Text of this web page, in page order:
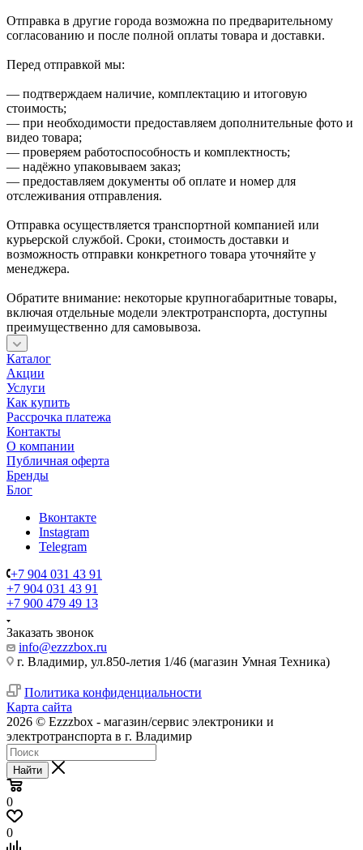
Отправка в другие города возможна по предварительному
согласованию и после полной оплаты товара и доставки.
Перед отправкой мы:
— подтверждаем наличие, комплектацию и итоговую
стоимость;
— при необходимости предоставляем дополнительные фото и
видео товара;
— проверяем работоспособность и комплектность;
— надёжно упаковываем заказ;
— предоставляем документы об оплате и номер для
отслеживания отправления.
Отправка осуществляется транспортной компанией или
курьерской службой. Сроки, стоимость доставки и
возможность отправки конкретного товара уточняйте у
менеджера.
Обратите внимание: некоторые крупногабаритные товары,
включая отдельные модели электротранспорта, доступны
преимущественно для самовывоза.
Каталог
Акции
Услуги
Как купить
Рассрочка платежа
Контакты
О компании
Публичная оферта
Бренды
Блог
Вконтакте
Instagram
Telegram
+7 904 031 43 91
+7 904 031 43 91
+7 900 479 49 13
Заказать звонок
info@ezzzbox.ru
г. Владимир, ул.850-летия 1/46 (магазин Умная Техника)
Политика конфиденциальности
Карта сайта
2026 © Ezzzbox - магазин/сервис электроники и
электротранспорта в г. Владимир
Найти
0
0